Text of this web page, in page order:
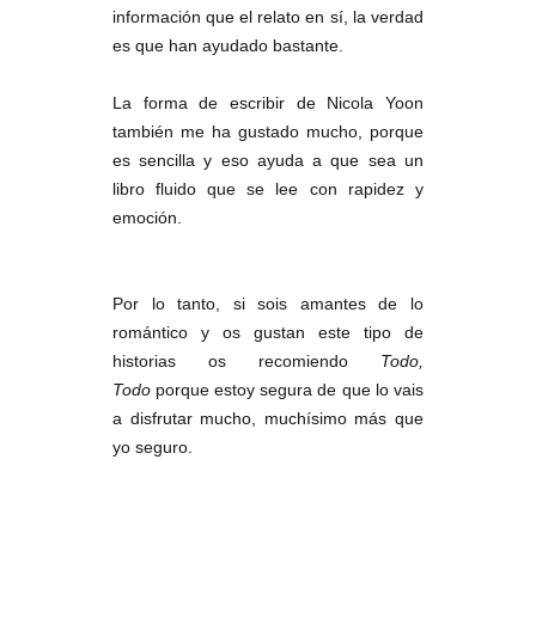
información que el relato en sí, la verdad
es que han ayudado bastante.
La forma de escribir de Nicola Yoon
también me ha gustado mucho, porque
es sencilla y eso ayuda a que sea un
libro fluido que se lee con rapidez y
emoción.
Por lo tanto, si sois amantes de lo
romántico y os gustan este tipo de
historias os recomiendo Todo,
Todo porque estoy segura de que lo vais
a disfrutar mucho, muchísimo más que
yo seguro.